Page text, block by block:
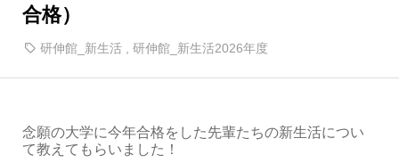
合格）
研伸館_新生活 研伸館_新生活2026年度
念願の大学に今年合格をした先輩たちの新生活につい
て教えてもらいました！